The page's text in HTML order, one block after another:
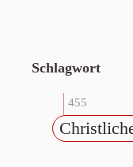
Schlagwort
455